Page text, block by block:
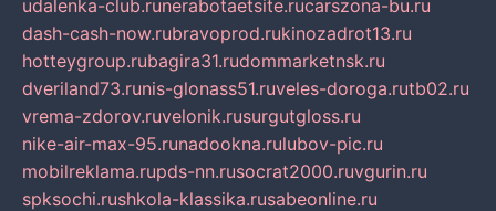
udalenka-club.runerabotaetsite.rucarszona-bu.ru
dash-cash-now.rubravoprod.rukinozadrot13.ru
hotteygroup.rubagira31.rudommarketnsk.ru
dveriland73.runis-glonass51.ruveles-doroga.rutb02.ru
vrema-zdorov.ruvelonik.rusurgutgloss.ru
nike-air-max-95.runadookna.rulubov-pic.ru
mobilreklama.rupds-nn.rusocrat2000.ruvgurin.ru
spksochi.rushkola-klassika.rusabeonline.ru